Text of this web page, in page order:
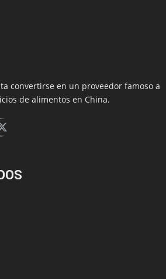
convertirse en un proveedor famoso a
de alimentos en China.